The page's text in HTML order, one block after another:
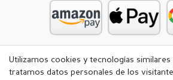
Utilizamos cookies y tecnologías
tratamos datos personales de los